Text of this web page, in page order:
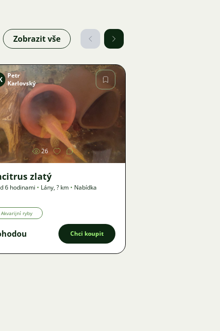
Zobrazit vše
Obrázek
Petr
Karlovský
26
zlatý
6 hodinami • Lány,? km • Nabídka
Akvarijní ryby
Chci koupit